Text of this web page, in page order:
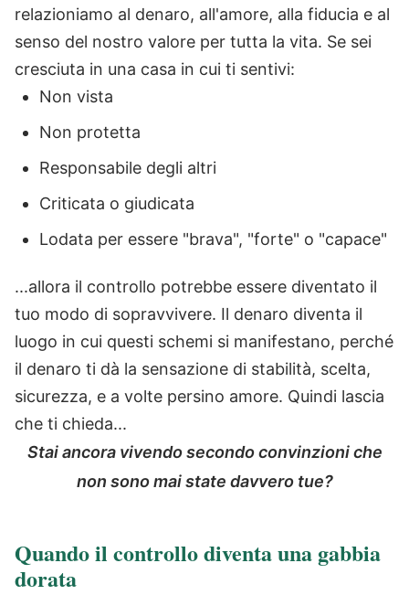
relazioniamo al denaro, all'amore, alla fiducia e al
senso del nostro valore per tutta la vita. Se sei
cresciuta in una casa in cui ti sentivi:
Non vista
Non protetta
Responsabile degli altri
Criticata o giudicata
Lodata per essere "brava", "forte" o "capace"
...allora il controllo potrebbe essere diventato il
tuo modo di sopravvivere. Il denaro diventa il
luogo in cui questi schemi si manifestano, perché
il denaro ti dà la sensazione di stabilità, scelta,
sicurezza, e a volte persino amore. Quindi lascia
che ti chieda...
Stai ancora vivendo secondo convinzioni che
non sono mai state davvero tue?
Quando il controllo diventa una gabbia
dorata